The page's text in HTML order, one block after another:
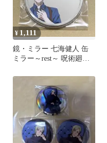
¥ 1,111
鏡・ミラー 七海健人 缶
ミラー～rest～ 呪術廻戦